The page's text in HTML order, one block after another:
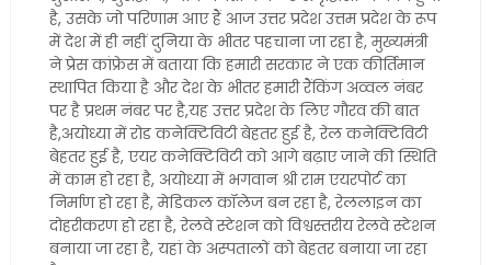
है, उसके जो परिणाम आए हैं आज उत्तर प्रदेश उत्तम प्रदेश के रूप
में देश में ही नहीं दुनिया के भीतर पहचाना जा रहा है, मुख्यमंत्री
ने प्रेस कांफ्रेस में बताया कि हमारी सरकार ने एक कीर्तिमान
स्थापित किया है और देश के भीतर हमारी रैंकिंग अव्वल नंबर
पर है प्रथम नंबर पर है,यह उत्तर प्रदेश के लिए गौरव की बात
है,अयोध्या में रोड कनेक्टिविटी बेहतर हुई है, रेल कनेक्टिविटी
बेहतर हुई है, एयर कनेक्टिविटी को आगे बढ़ाए जाने की स्थिति
में काम हो रहा है, अयोध्या में भगवान श्री राम एयरपोर्ट का
निर्माण हो रहा है, मेडिकल कॉलेज बन रहा है, रेललाइन का
दोहरीकरण हो रहा है, रेलवे स्टेशन को विश्वस्तरीय रेलवे स्टेशन
बनाया जा रहा है, यहां के अस्पतालों को बेहतर बनाया जा रहा